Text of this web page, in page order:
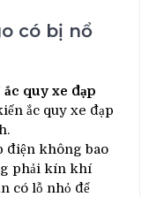
có bị nổ
ắc quy xe đạp
ắc quy xe đạp
điện không bao
phải kín khí
có lỗ nhỏ để